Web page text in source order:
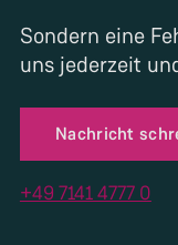
Sondern eine
uns jederzeit
Nachricht
+49 7141 4777 0